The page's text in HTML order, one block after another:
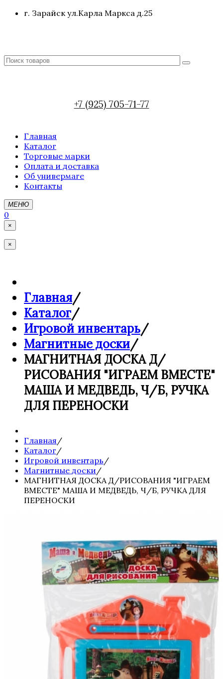
г. Зарайск ул.Карла Маркса д.25
+7 (925) 705-71-77
Главная
Каталог
Торговые марки
Оплата и доставка
Об универмаге
Контакты
МЕНЮ
0
×
×
Главная/
Каталог/
Игровой инвентарь/
Магнитные доски/
МАГНИТНАЯ ДОСКА Д/
РИСОВАНИЯ "ИГРАЕМ ВМЕСТЕ"
МАША И МЕДВЕДЬ, Ч/Б, РУЧКА
ДЛЯ ПЕРЕНОСКИ
Главная /
Каталог /
Игровой инвентарь /
Магнитные доски /
МАГНИТНАЯ ДОСКА Д/РИСОВАНИЯ "ИГРАЕМ
ВМЕСТЕ" МАША И МЕДВЕДЬ, Ч/Б, РУЧКА ДЛЯ
ПЕРЕНОСКИ